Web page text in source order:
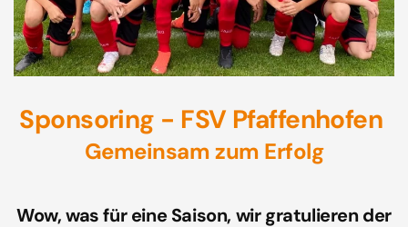
Sponsoring - FSV Pfaffenhofen
Gemeinsam zum Erfolg
Wow, was für eine Saison, wir gratulieren der